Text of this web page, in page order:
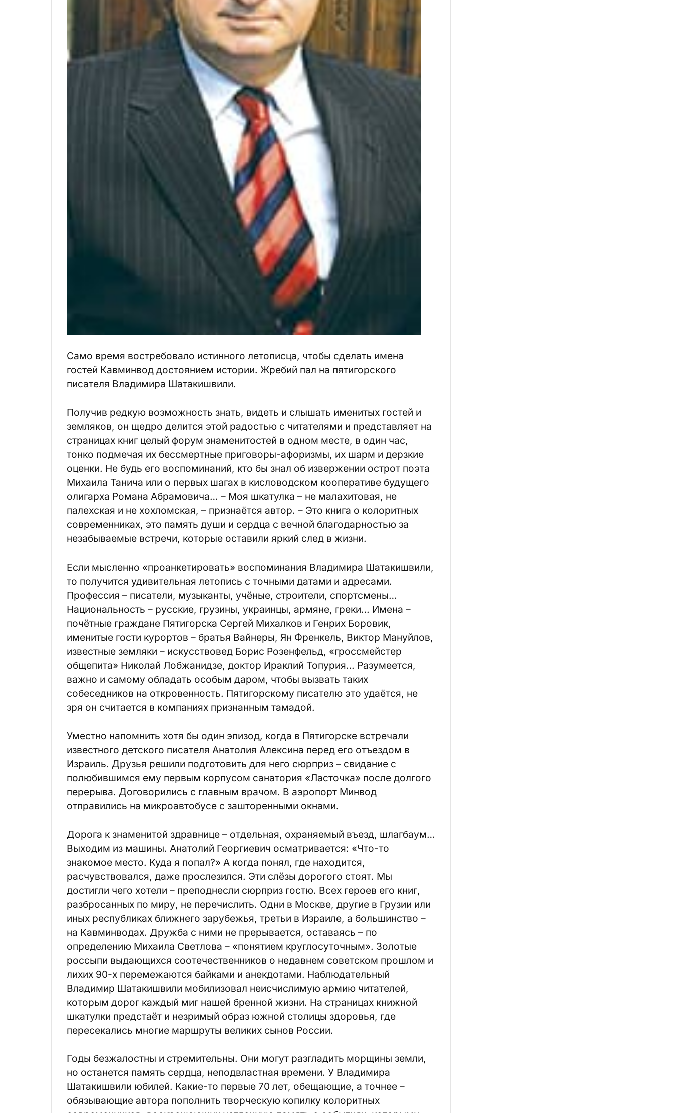
Само время востребовало истинного летописца, чтобы сделать имена
гостей Кавминвод достоянием истории. Жребий пал на пятигорского
писателя Владимира Шатакишвили.
Получив редкую возможность знать, видеть и слышать именитых гостей и
земляков, он щедро делится этой радостью с читателями и представляет на
страницах книг целый форум знаменитостей в одном месте, в один час,
тонко подмечая их бессмертные приговоры-афоризмы, их шарм и дерзкие
оценки. Не будь его воспоминаний, кто бы знал об извержении острот поэта
Михаила Танича или о первых шагах в кисловодском кооперативе будущего
олигарха Романа Абрамовича… – Моя шкатулка – не малахитовая, не
палехская и не хохломская, – признаётся автор. – Это книга о колоритных
современниках, это память души и сердца с вечной благодарностью за
незабываемые встречи, которые оставили яркий след в жизни.
Если мысленно «проанкетировать» воспоминания Владимира Шатакишвили,
то получится удивительная летопись с точными датами и адресами.
Профессия – писатели, музыканты, учёные, строители, спортсмены…
Национальность – русские, грузины, украинцы, армяне, греки… Имена –
почётные граждане Пятигорска Сергей Михалков и Генрих Боровик,
именитые гости курортов – братья Вайнеры, Ян Френкель, Виктор Мануйлов,
известные земляки – искусствовед Борис Розенфельд, «гроссмейстер
общепита» Николай Лобжанидзе, доктор Ираклий Топурия… Разумеется,
важно и самому обладать особым даром, чтобы вызвать таких
собеседников на откровенность. Пятигорскому писателю это удаётся, не
зря он считается в компаниях признанным тамадой.
Уместно напомнить хотя бы один эпизод, когда в Пятигорске встречали
известного детского писателя Анатолия Алексина перед его отъездом в
Израиль. Друзья решили подготовить для него сюрприз – свидание с
полюбившимся ему первым корпусом санатория «Ласточка» после долгого
перерыва. Договорились с главным врачом. В аэропорт Минвод
отправились на микроавтобусе с зашторенными окнами.
Дорога к знаменитой здравнице – отдельная, охраняемый въезд, шлагбаум…
Выходим из машины. Анатолий Георгиевич осматривается: «Что-то
знакомое место. Куда я попал?» А когда понял, где находится,
расчувствовался, даже прослезился. Эти слёзы дорогого стоят. Мы
достигли чего хотели – преподнесли сюрприз гостю. Всех героев его книг,
разбросанных по миру, не перечислить. Одни в Москве, другие в Грузии или
иных республиках ближнего зарубежья, третьи в Израиле, а большинство –
на Кавминводах. Дружба с ними не прерывается, оставаясь – по
определению Михаила Светлова – «понятием круглосуточным». Золотые
россыпи выдающихся соотечественников о недавнем советском прошлом и
лихих 90-х перемежаются байками и анекдотами. Наблюдательный
Владимир Шатакишвили мобилизовал неисчислимую армию читателей,
которым дорог каждый миг нашей бренной жизни. На страницах книжной
шкатулки предстаёт и незримый образ южной столицы здоровья, где
пересекались многие маршруты великих сынов России.
Годы безжалостны и стремительны. Они могут разгладить морщины земли,
но останется память сердца, неподвластная времени. У Владимира
Шатакишвили юбилей. Какие-то первые 70 лет, обещающие, а точнее –
обязывающие автора пополнить творческую копилку колоритных